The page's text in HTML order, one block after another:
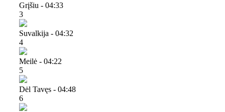
Grįšiu - 04:33
3
Suvalkija - 04:32
4
Meilė - 04:22
5
Dėl Tavęs - 04:48
6